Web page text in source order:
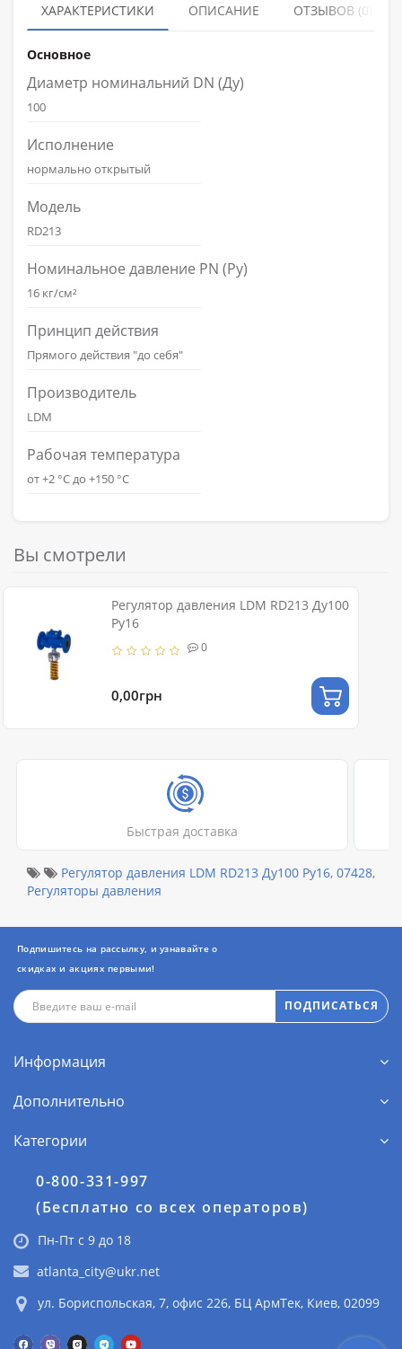
ХАРАКТЕРИСТИКИ ОПИСАНИЕ ОТЗЫВОВ (0)
Основное
Диаметр номинальний DN (Ду)
100
Исполнение
нормально открытый
Модель
RD213
Номинальное давление PN (Ру)
16 кг/см²
Принцип действия
Прямого действия "до себя"
Производитель
LDM
Рабочая температура
от +2 °C до +150 °C
Вы смотрели
Регулятор давления LDM RD213 Ду100
Ру16
0
0,00грн
Быстрая доставка
Регулятор давления LDM RD213 Ду100 Ру16, 07428,
Регуляторы давления
Подпишитесь на рассылку, и узнавайте о
скидках и акциях первыми!
ПОДПИСАТЬСЯ
Информация
Дополнительно
Категории
0-800-331-997
(Бесплатно со всех операторов)
Пн-Пт с 9 до 18
atlanta_city@ukr.net
ул. Бориспольская, 7, офис 226, БЦ АрмТек, Киев, 02099